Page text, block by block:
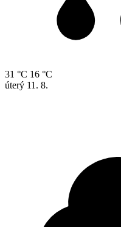
31 °C 16 °C
úterý 11. 8.